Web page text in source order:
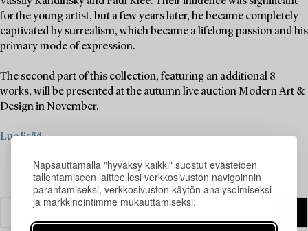
Napsauttamalla "hyväksy kaikki" suostut evästeiden
tallentamiseen laitteellesi verkkosivuston navigoinnin
parantamiseksi, verkkosivuston käytön analysoimiseksi
ja markkinointimme mukauttamiseksi.
for the young artist, but a few years later, he became completely
captivated by surrealism, which became a lifelong passion and his
primary mode of expression.
The second part of this collection, featuring an additional 8
works, will be presented at the autumn live auction Modern Art &
Design in November.
Lue lisää